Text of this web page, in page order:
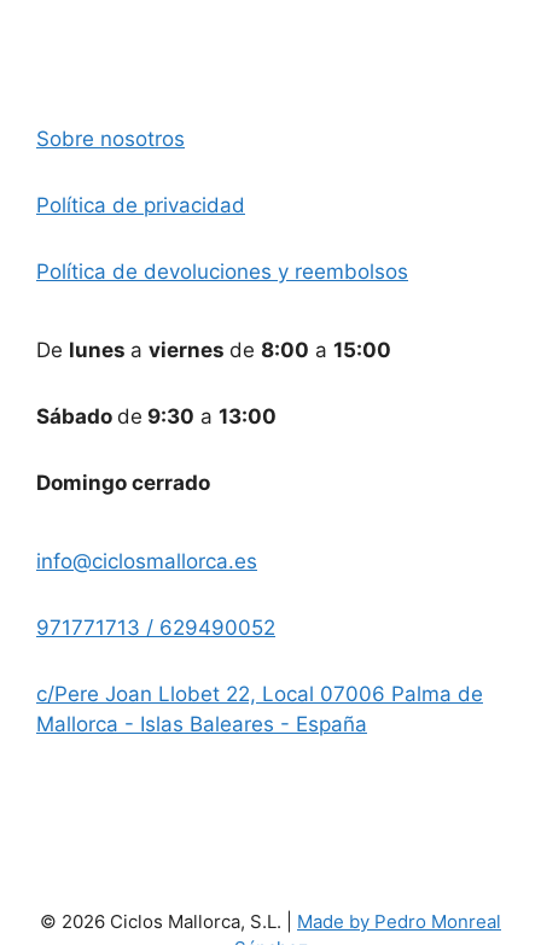
Sobre nosotros
Política de privacidad
Política de devoluciones y reembolsos
De lunes a viernes de 8:00 a 15:00
Sábado de 9:30 a 13:00
Domingo cerrado
info@ciclosmallorca.es
971771713 / 629490052
c/Pere Joan Llobet 22, Local 07006 Palma de
Mallorca - Islas Baleares - España
© 2026 Ciclos Mallorca, S.L. | Made by Pedro Monreal